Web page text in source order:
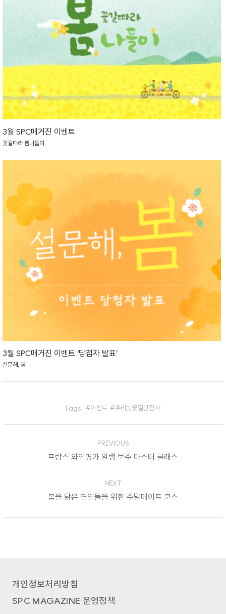
3월 SPC매거진 이벤트
꽃길따라 봄나들이
3월 SPC매거진 이벤트 ‘당첨자 발표’
설문해, 봄
Tags: 이벤트 우리벚꽃길만걷자
navigation
PREVIOUS
Previous
프랑스 와인명가 알랭 보주 마스터 클래스
NEXT
Next
봄을 닮은 연인들을 위한 주말데이트 코스
개인정보처리방침
SPC MAGAZINE 운영정책